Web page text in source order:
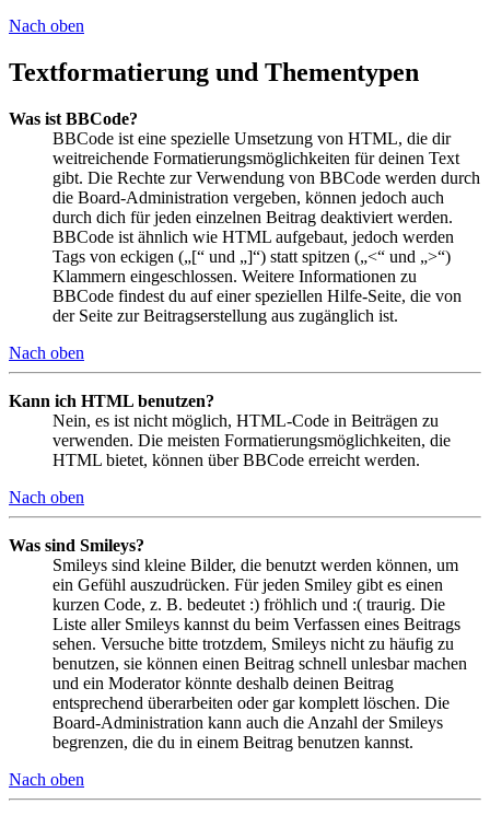
Nach oben
Textformatierung und Thementypen
Was ist BBCode?
BBCode ist eine spezielle Umsetzung von HTML, die dir
weitreichende Formatierungsmöglichkeiten für deinen Text
gibt. Die Rechte zur Verwendung von BBCode werden durch
die Board-Administration vergeben, können jedoch auch
durch dich für jeden einzelnen Beitrag deaktiviert werden.
BBCode ist ähnlich wie HTML aufgebaut, jedoch werden
Tags von eckigen („[“ und „]“) statt spitzen („<“ und „>“)
Klammern eingeschlossen. Weitere Informationen zu
BBCode findest du auf einer speziellen Hilfe-Seite, die von
der Seite zur Beitragserstellung aus zugänglich ist.
Nach oben
Kann ich HTML benutzen?
Nein, es ist nicht möglich, HTML-Code in Beiträgen zu
verwenden. Die meisten Formatierungsmöglichkeiten, die
HTML bietet, können über BBCode erreicht werden.
Nach oben
Was sind Smileys?
Smileys sind kleine Bilder, die benutzt werden können, um
ein Gefühl auszudrücken. Für jeden Smiley gibt es einen
kurzen Code, z. B. bedeutet :) fröhlich und :( traurig. Die
Liste aller Smileys kannst du beim Verfassen eines Beitrags
sehen. Versuche bitte trotzdem, Smileys nicht zu häufig zu
benutzen, sie können einen Beitrag schnell unlesbar machen
und ein Moderator könnte deshalb deinen Beitrag
entsprechend überarbeiten oder gar komplett löschen. Die
Board-Administration kann auch die Anzahl der Smileys
begrenzen, die du in einem Beitrag benutzen kannst.
Nach oben